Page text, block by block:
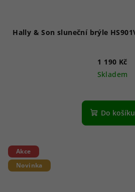
1 190 Kč
Skladem
Do košíku
Akce
Novinka